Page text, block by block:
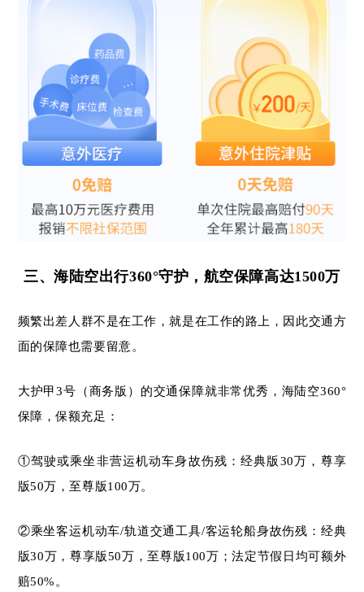
三、海陆空出行360°守护，航空保障高达1500万
频繁出差人群不是在工作，就是在工作的路上，因此交通方
面的保障也需要留意。
大护甲3号（商务版）的交通保障就非常优秀，海陆空360°
保障，保额充足：
①驾驶或乘坐非营运机动车身故伤残：经典版30万，尊享
版50万，至尊版100万。
②乘坐客运机动车/轨道交通工具/客运轮船身故伤残：经典
版30万，尊享版50万，至尊版100万；法定节假日均可额外
赔50%。